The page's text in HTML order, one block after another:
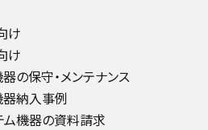
け
け
の保守・メンテナンス
器納入事例
ム機器の資料請求